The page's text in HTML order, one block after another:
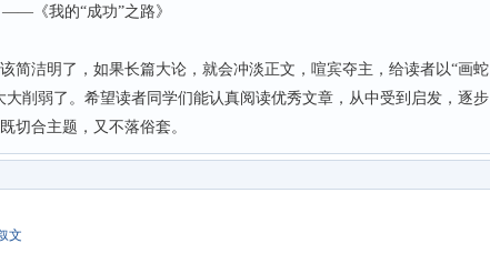
《我的“成功”之路》
洁明了，如果长篇大论，就会冲淡正文，喧宾夺主，给读者以“画蛇
大削弱了。希望读者同学们能认真阅读优秀文章，从中受到启发，逐步
切合主题，又不落俗套。
文